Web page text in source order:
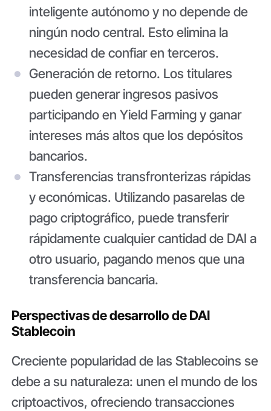
inteligente autónomo y no depende de
ningún nodo central. Esto elimina la
necesidad de confiar en terceros.
Generación de retorno. Los titulares
pueden generar ingresos pasivos
participando en Yield Farming y ganar
intereses más altos que los depósitos
bancarios.
Transferencias transfronterizas rápidas
y económicas. Utilizando pasarelas de
pago criptográfico, puede transferir
rápidamente cualquier cantidad de DAI a
otro usuario, pagando menos que una
transferencia bancaria.
Perspectivas de desarrollo de DAI
Stablecoin
Creciente popularidad de las Stablecoins se
debe a su naturaleza: unen el mundo de los
criptoactivos, ofreciendo transacciones